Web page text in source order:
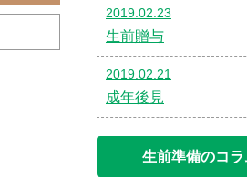
2019.02.23
生前贈与
2019.02.21
成年後見
生前準備のコ